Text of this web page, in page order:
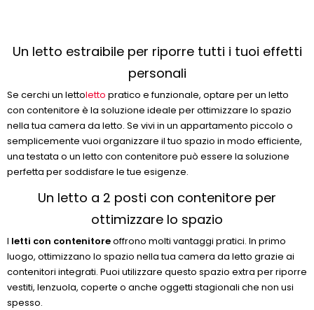
Un letto estraibile per riporre tutti i tuoi effetti
personali
Se cerchi un lettoletto pratico e funzionale, optare per un letto
con contenitore è la soluzione ideale per ottimizzare lo spazio
nella tua camera da letto. Se vivi in un appartamento piccolo o
semplicemente vuoi organizzare il tuo spazio in modo efficiente,
una testata o un letto con contenitore può essere la soluzione
perfetta per soddisfare le tue esigenze.
Un letto a 2 posti con contenitore per
ottimizzare lo spazio
I letti con contenitoreoffrono molti vantaggi pratici. In primo
luogo, ottimizzano lo spazio nella tua camera da letto grazie ai
contenitori integrati. Puoi utilizzare questo spazio extra per riporre
vestiti, lenzuola, coperte o anche oggetti stagionali che non usi
spesso.